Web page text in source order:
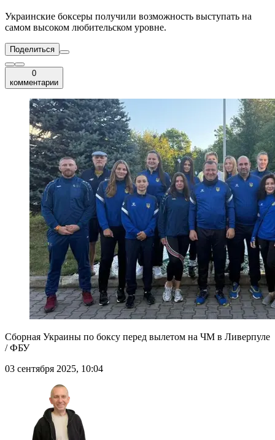
Украинские боксеры получили возможность выступать на
самом высоком любительском уровне.
Поделиться
0
комментарии
Сборная Украины по боксу перед вылетом на ЧМ в Ливерпуле
/ ФБУ
03 сентября 2025, 10:04